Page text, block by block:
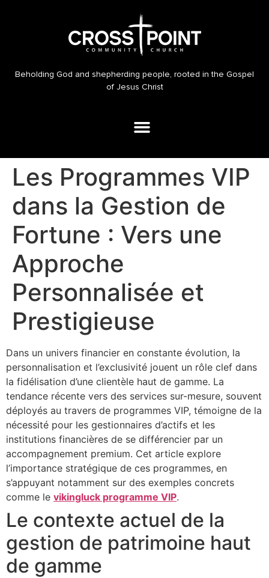
Beholding God and shepherding people, rooted in the Gospel
of Jesus Christ
Les Programmes VIP
dans la Gestion de
Fortune : Vers une
Approche
Personnalisée et
Prestigieuse
Dans un univers financier en constante évolution, la
personnalisation et l’exclusivité jouent un rôle clef dans
la fidélisation d’une clientèle haut de gamme. La
tendance récente vers des services sur-mesure, souvent
déployés au travers de programmes VIP, témoigne de la
nécessité pour les gestionnaires d’actifs et les
institutions financières de se différencier par un
accompagnement premium. Cet article explore
l’importance stratégique de ces programmes, en
s’appuyant notamment sur des exemples concrets
comme le vikingluck programme VIP.
Le contexte actuel de la
gestion de patrimoine haut
de gamme